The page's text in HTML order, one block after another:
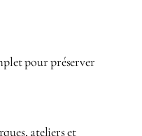
pour préserver
ateliers et